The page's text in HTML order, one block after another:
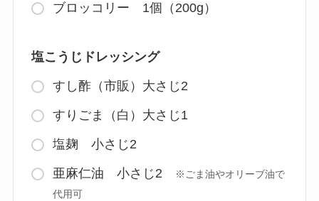
ブロッコリー 1個（200g）
塩こうじドレッシング
すし酢（市販）大さじ2
すりごま（白）大さじ1
塩麹 小さじ2
亜麻仁油 小さじ2
※ごま油やオリーブ油で
代用可